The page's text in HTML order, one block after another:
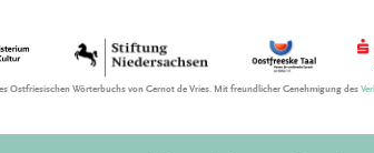
Ostfriesischen Wörterbuchs von Gernot de Vries. Mit freundlicher Genehmigung des